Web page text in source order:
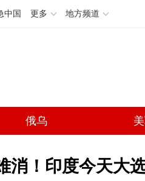
中国 更多 地方频道
俄乌
消！印度今天大